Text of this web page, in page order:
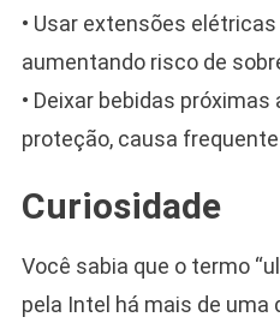
• Usar extensões
aumentando risco de
• Deixar bebidas
proteção, causa
Curiosidade
Você sabia que o termo
pela Intel há mais de uma